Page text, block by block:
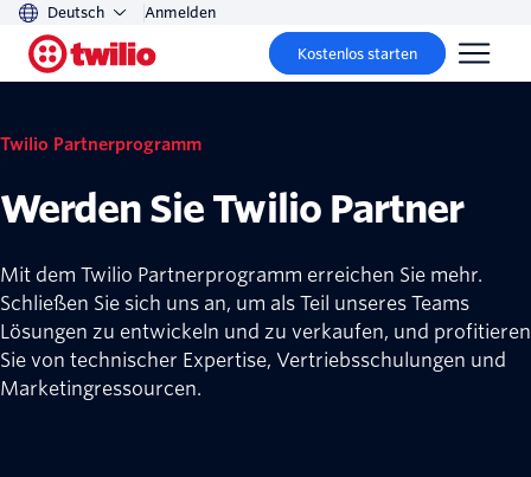
Deutsch Anmelden
Kostenlos starten
Twilio Partnerprogramm
Werden Sie Twilio Partner
Mit dem Twilio Partnerprogramm erreichen Sie mehr.
Schließen Sie sich uns an, um als Teil unseres Teams
Lösungen zu entwickeln und zu verkaufen, und profitieren
Sie von technischer Expertise, Vertriebsschulungen und
Marketingressourcen.